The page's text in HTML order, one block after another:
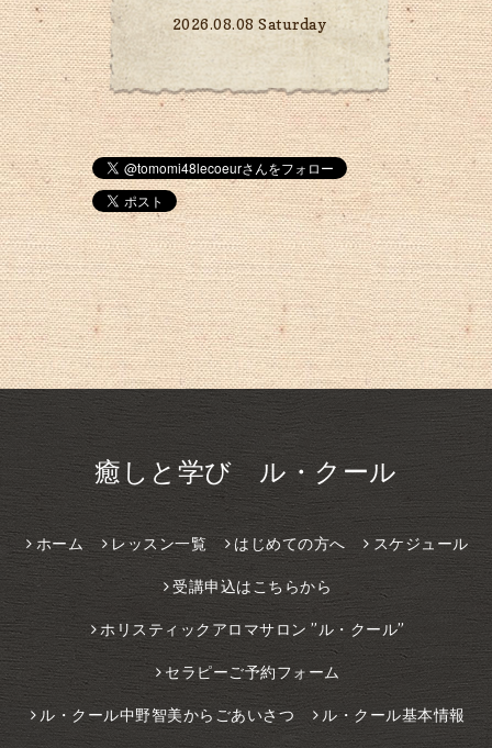
2026.08.08 Saturday
癒しと学び ル・クール
ホーム レッスン一覧 はじめての方へ スケジュール
受講申込はこちらから
ホリスティックアロマサロン ”ル・クール”
セラピーご予約フォーム
ル・クール中野智美からごあいさつ ル・クール基本情報